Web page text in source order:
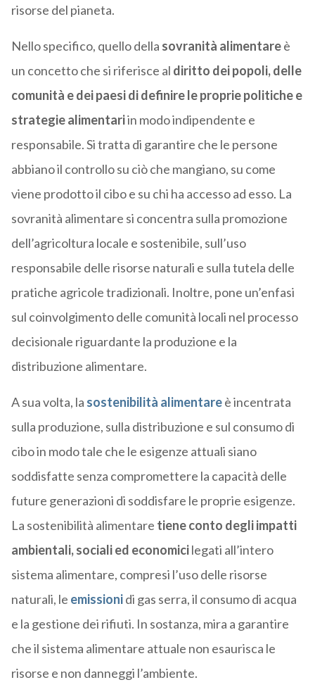
risorse del pianeta.
Nello specifico, quello della sovranità alimentareè
un concetto che si riferisce al diritto dei popoli, delle
comunità e dei paesi di definire le proprie politiche e
strategie alimentariin modo indipendente e
responsabile. Si tratta di garantire che le persone
abbiano il controllo su ciò che mangiano, su come
viene prodotto il cibo e su chi ha accesso ad esso. La
sovranità alimentare si concentra sulla promozione
dell’agricoltura locale e sostenibile, sull’uso
responsabile delle risorse naturali e sulla tutela delle
pratiche agricole tradizionali. Inoltre, pone un’enfasi
sul coinvolgimento delle comunità locali nel processo
decisionale riguardante la produzione e la
distribuzione alimentare.
A sua volta, la sostenibilità alimentareè incentrata
sulla produzione, sulla distribuzione e sul consumo di
cibo in modo tale che le esigenze attuali siano
soddisfatte senza compromettere la capacità delle
future generazioni di soddisfare le proprie esigenze.
La sostenibilità alimentare tiene conto degli impatti
ambientali, sociali ed economicilegati all’intero
sistema alimentare, compresi l’uso delle risorse
naturali, le emissionidi gas serra, il consumo di acqua
e la gestione dei rifiuti. In sostanza, mira a garantire
che il sistema alimentare attuale non esaurisca le
risorse e non danneggi l’ambiente.